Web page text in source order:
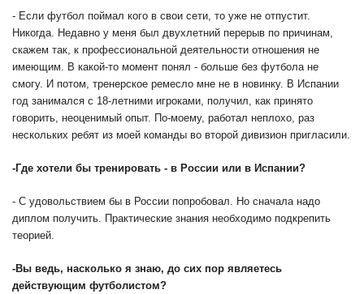
- Если футбол поймал кого в свои сети, то уже не отпустит.
Никогда. Недавно у меня был двухлетний перерыв по причинам,
скажем так, к профессиональной деятельности отношения не
имеющим. В какой-то момент понял - больше без футбола не
смогу. И потом, тренерское ремесло мне не в новинку. В Испании
год занимался с 18-летними игроками, получил, как принято
говорить, неоценимый опыт. По-моему, работал неплохо, раз
нескольких ребят из моей команды во второй дивизион пригласили.
-Где хотели бы тренировать - в России или в Испании?
- С удовольствием бы в России попробовал. Но сначала надо
диплом получить. Практические знания необходимо подкрепить
теорией.
-Вы ведь, насколько я знаю, до сих пор являетесь
действующим футболистом?